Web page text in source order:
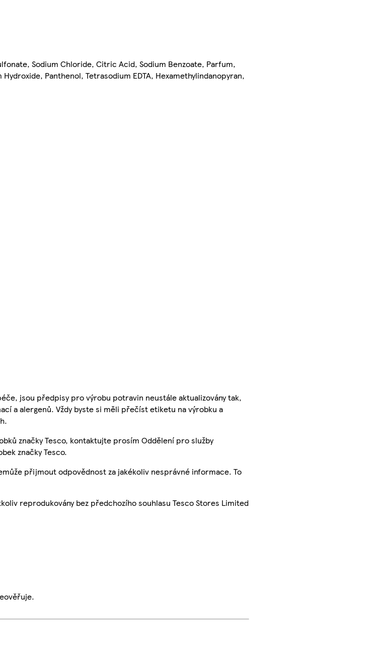
Sodium Chloride, Citric Acid, Sodium Benzoate, Parfum,
Panthenol, Tetrasodium EDTA, Hexamethylindanopyran,
jsou předpisy pro výrobu potravin neustále aktualizovány tak,
a alergenů. Vždy byste si měli přečíst etiketu na výrobku a
značky Tesco, kontaktujte prosím Oddělení pro služby
značky Tesco.
přijmout odpovědnost za jakékoliv nesprávné informace. To
reprodukovány bez předchozího souhlasu Tesco Stores Limited